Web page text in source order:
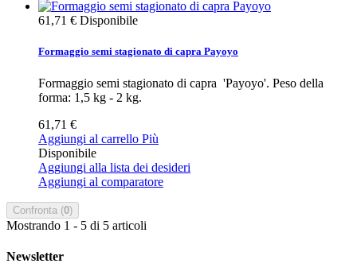
61,71 € Disponibile
Formaggio semi stagionato di capra Payoyo
Formaggio semi stagionato di capra 'Payoyo'. Peso della
forma: 1,5 kg - 2 kg.
61,71 €
Aggiungi al carrello Più
Disponibile
Aggiungi alla lista dei desideri
Aggiungi al comparatore
Confronta (0)
Mostrando 1 - 5 di 5 articoli
Newsletter